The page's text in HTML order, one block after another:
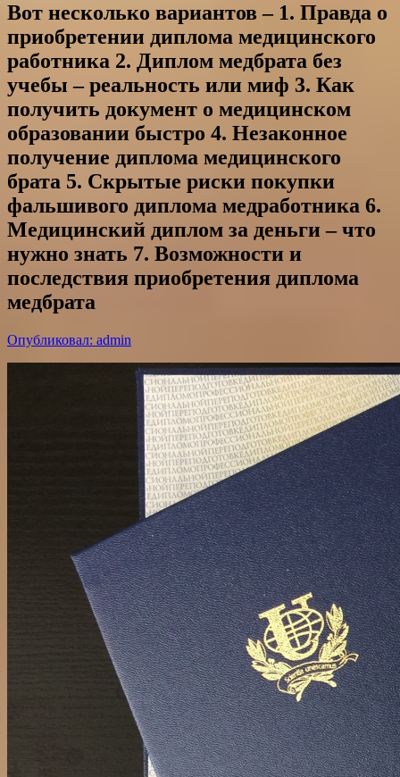
Вот несколько вариантов – 1. Правда о
приобретении диплома медицинского
работника 2. Диплом медбрата без
учебы – реальность или миф 3. Как
получить документ о медицинском
образовании быстро 4. Незаконное
получение диплома медицинского
брата 5. Скрытые риски покупки
фальшивого диплома медработника 6.
Медицинский диплом за деньги – что
нужно знать 7. Возможности и
последствия приобретения диплома
медбрата
Опубликовал: admin